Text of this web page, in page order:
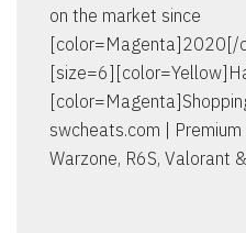
on the market since
swcheats.com |
Warzone, R6S, Valorant